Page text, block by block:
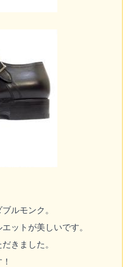
ルモンク。
ットが美しいです。
きました。